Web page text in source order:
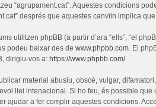
“agrupament.cat”. Aquestes condicions
després que aquestes canvïin implica
utilitzen phpBB (a partir d’ara “ells”, “el
podeu baixar des de www.phpbb.com. El
dirigiu-vos a: https://www.phpbb.com/.
material abusiu, obscè, vulgar,
llei intenacional. Si ho feu, és possible que
ajudar a fer complir aquestes condicions.